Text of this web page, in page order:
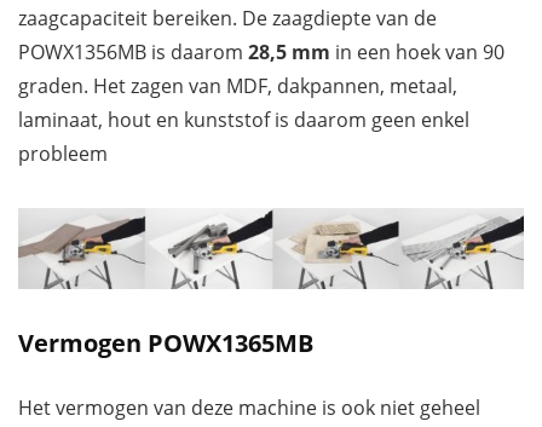
zaagcapaciteit bereiken. De zaagdiepte van de
POWX1356MB is daarom 28,5 mm in een hoek van 90
graden. Het zagen van MDF, dakpannen, metaal,
laminaat, hout en kunststof is daarom geen enkel
probleem
Vermogen POWX1365MB
Het vermogen van deze machine is ook niet geheel